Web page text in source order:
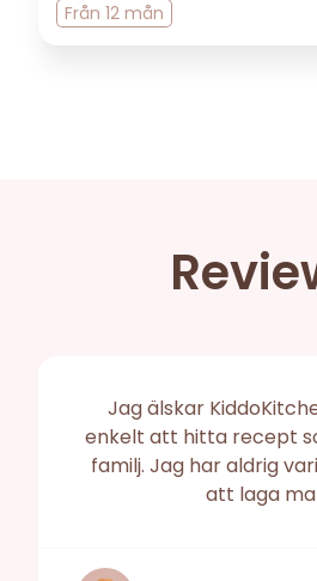
Från 12 mån
Jag älskar
enkelt att hitta recept
familj. Jag har aldrig
att laga